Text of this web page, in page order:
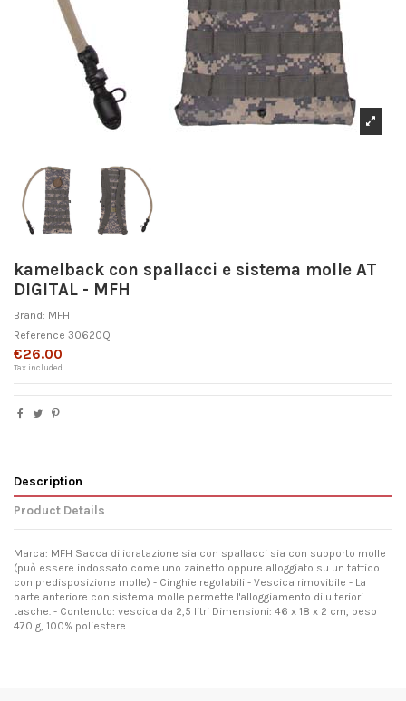
kamelback con spallacci e sistema molle AT
DIGITAL - MFH
Brand: MFH
Reference 30620Q
€26.00
Tax included
Description
Product Details
Marca: MFH Sacca di idratazione sia con spallacci sia con supporto molle
(può essere indossato come uno zainetto oppure alloggiato su un tattico
con predisposizione molle) - Cinghie regolabili - Vescica rimovibile - La
parte anteriore con sistema molle permette l'alloggiamento di ulteriori
tasche. - Contenuto: vescica da 2,5 litri Dimensioni: 46 x 18 x 2 cm, peso
470 g, 100% poliestere